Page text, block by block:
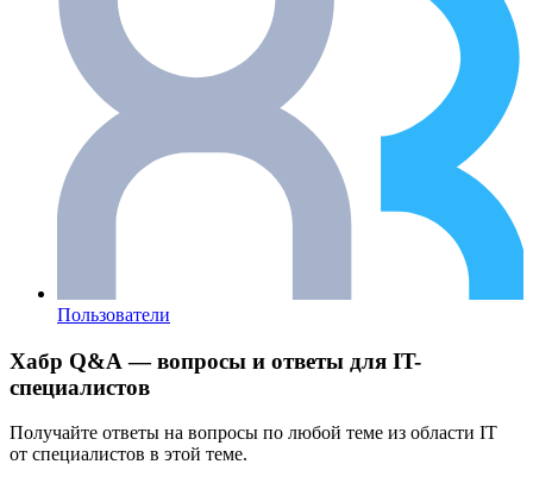
Пользователи
Хабр Q&A — вопросы и ответы для IT-
специалистов
Получайте ответы на вопросы по любой теме из области IT
от специалистов в этой теме.